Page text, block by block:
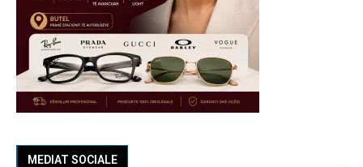
MEDIAT SOCIALE